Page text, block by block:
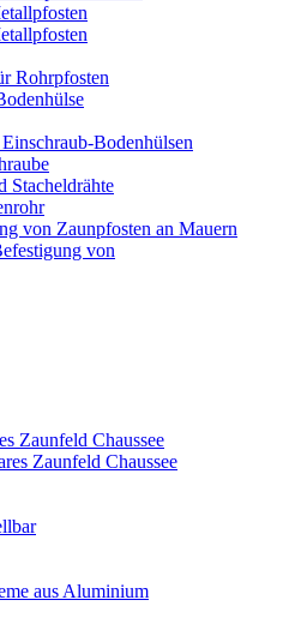
Rohrpfosten
Bodenhülsen
Stacheldrähte
von Zaunpfosten an Mauern
von
Zaunfeld Chaussee
Zaunfeld Chaussee
aus Aluminium